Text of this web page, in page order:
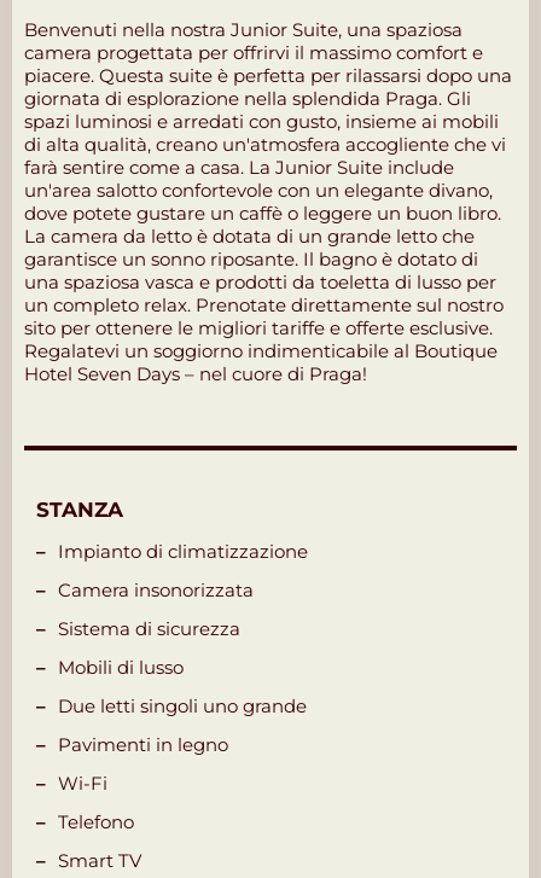
Benvenuti nella nostra Junior Suite, una spaziosa
camera progettata per offrirvi il massimo comfort e
piacere. Questa suite è perfetta per rilassarsi dopo una
giornata di esplorazione nella splendida Praga. Gli
spazi luminosi e arredati con gusto, insieme ai mobili
di alta qualità, creano un'atmosfera accogliente che vi
farà sentire come a casa. La Junior Suite include
un'area salotto confortevole con un elegante divano,
dove potete gustare un caffè o leggere un buon libro.
La camera da letto è dotata di un grande letto che
garantisce un sonno riposante. Il bagno è dotato di
una spaziosa vasca e prodotti da toeletta di lusso per
un completo relax. Prenotate direttamente sul nostro
sito per ottenere le migliori tariffe e offerte esclusive.
Regalatevi un soggiorno indimenticabile al Boutique
Hotel Seven Days – nel cuore di Praga!
STANZA
Impianto di climatizzazione
Camera insonorizzata
Sistema di sicurezza
Mobili di lusso
Due letti singoli uno grande
Pavimenti in legno
Wi-Fi
Telefono
Smart TV